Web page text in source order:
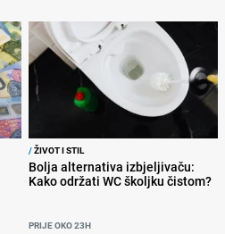
/ŽIVOT I STIL
Bolja alternativa izbjeljivaču:
Kako održati WC školjku čistom?
PRIJE OKO 23H